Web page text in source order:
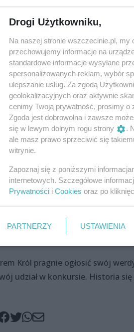
po te naprawdę ważne rzeczy
radźcie, prowadźcie! Tak
każdy musi znaleźć
w Operze na Zamku. To zupełnie
najmniej prawdopodobnej
rozpoczynamy podróż w
jest do określonej grupy
też swojego Przewodnika, który
poprzez kolor wstęgi, jaką ma
widowiskowej. Tam poznajemy
na rzecz najmniej
w oczach Króla i
cudownym wynalazkiem,
jest esencja świata i aby w
po korytarzach i
pełni i magii wynalazku
Król pragnie ogłosić swój
udział w konkursie. Historia
Drogi Użytkowniku,
Na naszej stronie wszczecinie.pl,
przechowujemy informacje na
standardowe informacje wysyłane
spersonalizowanych reklam, wybór
ulepszanie usług. Za zgodą
geolokalizacyjnych oraz aktywnie
cenimy Twoją prywatność, prosimy o
Zgoda jest dobrowolna i zawsze
się w lewym dolnym rogu strony
.
ale masz prawo sprzeciwić się
witrynie.
Zapoznaj się z poniższymi
internetowych. Szczegółowe
Prywatności i Cookies oraz po
PARTNERZY USTAWIENIA